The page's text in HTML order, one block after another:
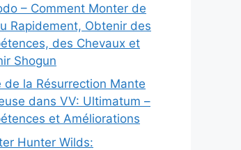
– Comment Monter de
Rapidement, Obtenir des
des Chevaux et
Shogun
de la Résurrection Mante
dans VV: Ultimatum –
et Améliorations
Hunter Wilds: